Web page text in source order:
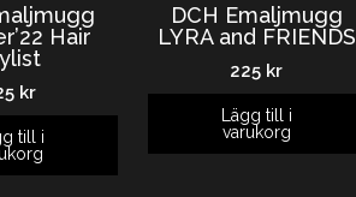
Hair
kr
till i
DCH Emaljmugg
LYRA and FRIENDS
225 kr
Lägg till i
varukorg